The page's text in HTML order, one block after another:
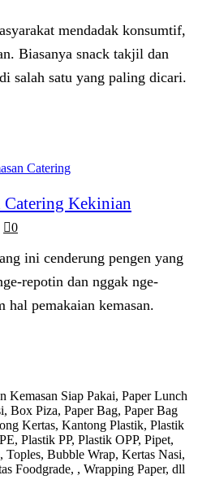
mendadak konsumtif,
Biasanya snack takjil dan
salah satu yang paling dicari.
Catering Kekinian
0
ini cenderung pengen yang
repotin dan nggak nge-
hal pemakaian kemasan.
Kemasan Siap Pakai, Paper Lunch
Box Piza, Paper Bag, Paper Bag
Kertas, Kantong Plastik, Plastik
Plastik PP, Plastik OPP, Pipet,
Toples, Bubble Wrap, Kertas Nasi,
Foodgrade, , Wrapping Paper, dll